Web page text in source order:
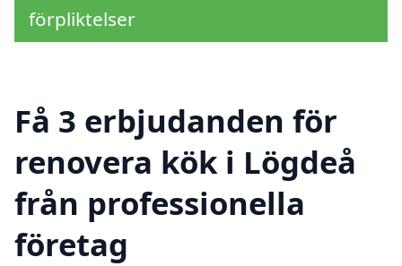
förpliktelser
Få 3 erbjudanden för
renovera kök i Lögdeå
från professionella
företag